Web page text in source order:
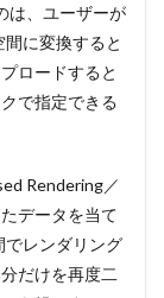
は、ユーザーが
に変換すると
ロードすると
で指定できる
Rendering／
データを当て
でレンダリング
だけを再度二